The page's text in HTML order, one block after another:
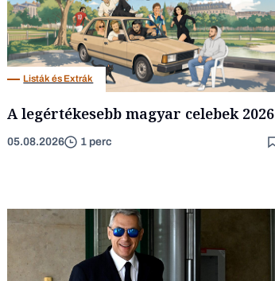
Kultúra
Listák és Extrák
A legértékesebb magyar celebek 2026
05.08.2026 1 perc